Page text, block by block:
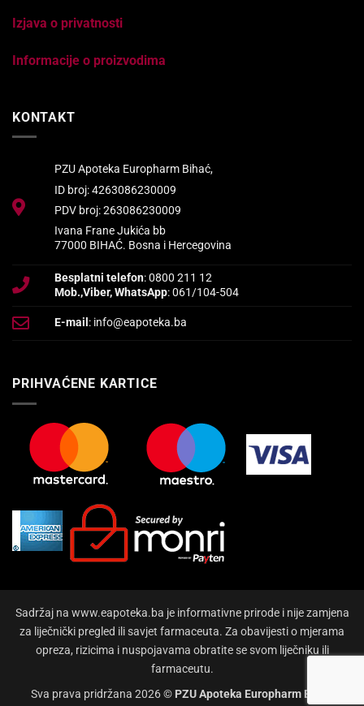
Izjava o privatnosti
Informacije o proizvodima
KONTAKT
PZU Apoteka Europharm Bihać,
ID broj: 4263086230009
PDV broj: 263086230009
Ivana Frane Jukića bb
77000 BIHAĆ. Bosna i Hercegovina
Besplatni telefon: 0800 211 12
Mob.,Viber, WhatsApp: 061/104-504
E-mail : info@eapoteka.ba
PRIHVAĆENE KARTICE
Sadržaj na www.eapoteka.ba je informativne prirode i nije zamjena
za liječnički pregled ili savjet farmaceuta. Za obavijesti o mjerama
opreza, rizicima i nuspojavama obratite se svom liječniku ili
farmaceutu.
Sva prava pridržana 2026 © PZU Apoteka Europharm Bihać